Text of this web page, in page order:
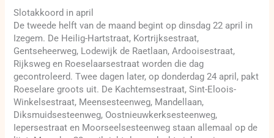
Slotakkoord in april
De tweede helft van de maand begint op dinsdag 22 april in
Izegem. De Heilig-Hartstraat, Kortrijksestraat,
Gentseheerweg, Lodewijk de Raetlaan, Ardooisestraat,
Rijksweg en Roeselaarsestraat worden die dag
gecontroleerd. Twee dagen later, op donderdag 24 april, pakt
Roeselare groots uit. De Kachtemsestraat, Sint-Eloois-
Winkelsestraat, Meensesteenweg, Mandellaan,
Diksmuidsesteenweg, Oostnieuwkerksesteenweg,
Iepersestraat en Moorseelsesteenweg staan allemaal op de